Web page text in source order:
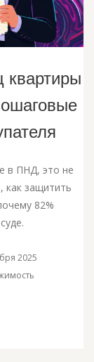
квартиры
в ПНД, это не
как защитить
82%
2025